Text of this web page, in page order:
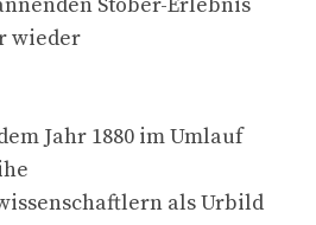
wieder
Jahr 1880 im Umlauf
als Urbild